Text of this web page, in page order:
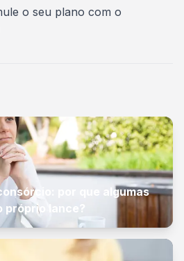
o seu plano com o
por que algumas
próprio lance?